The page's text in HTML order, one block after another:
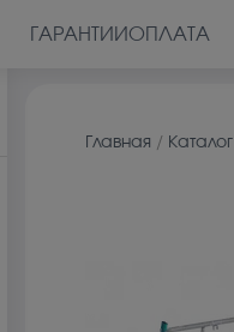
ГАРАНТИИОПЛАТА
Главная / Каталог